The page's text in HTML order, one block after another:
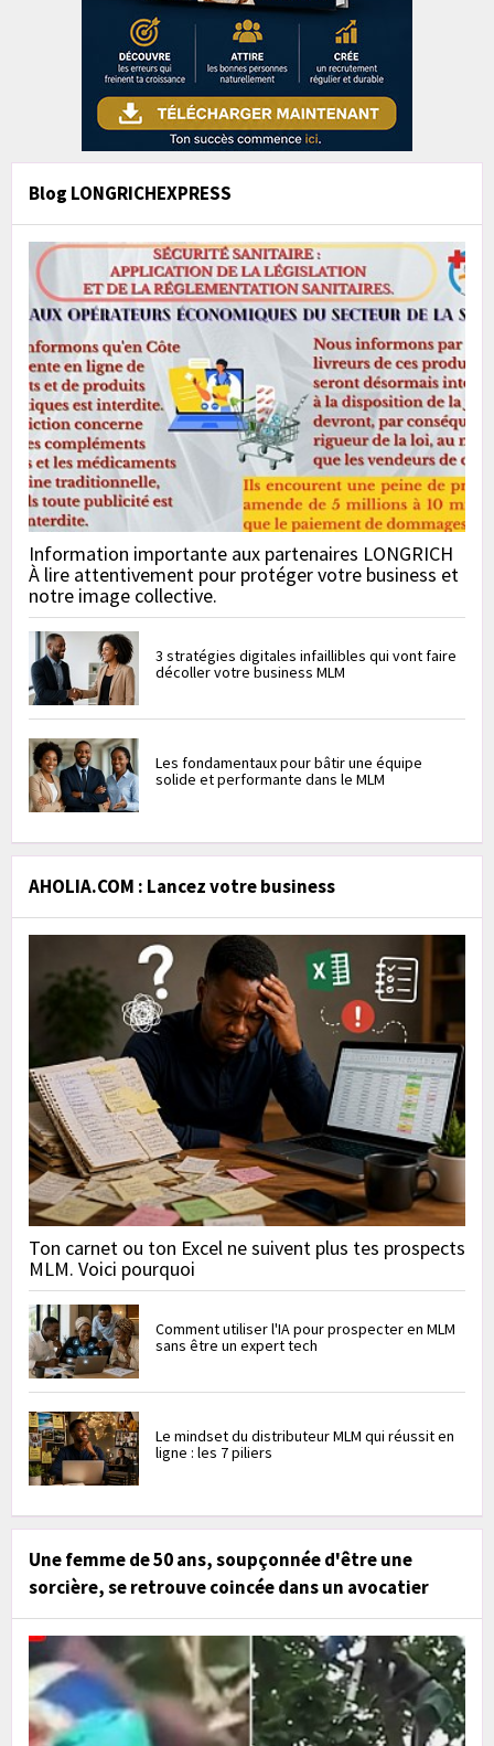
Blog LONGRICHEXPRESS
Information importante aux partenaires LONGRICH
À lire attentivement pour protéger votre business et
notre image collective.
3 stratégies digitales infaillibles qui vont faire
décoller votre business MLM
Les fondamentaux pour bâtir une équipe
solide et performante dans le MLM
AHOLIA.COM : Lancez votre business
Ton carnet ou ton Excel ne suivent plus tes prospects
MLM. Voici pourquoi
Comment utiliser l'IA pour prospecter en MLM
sans être un expert tech
Le mindset du distributeur MLM qui réussit en
ligne : les 7 piliers
Une femme de 50 ans, soupçonnée d'être une
sorcière, se retrouve coincée dans un avocatier